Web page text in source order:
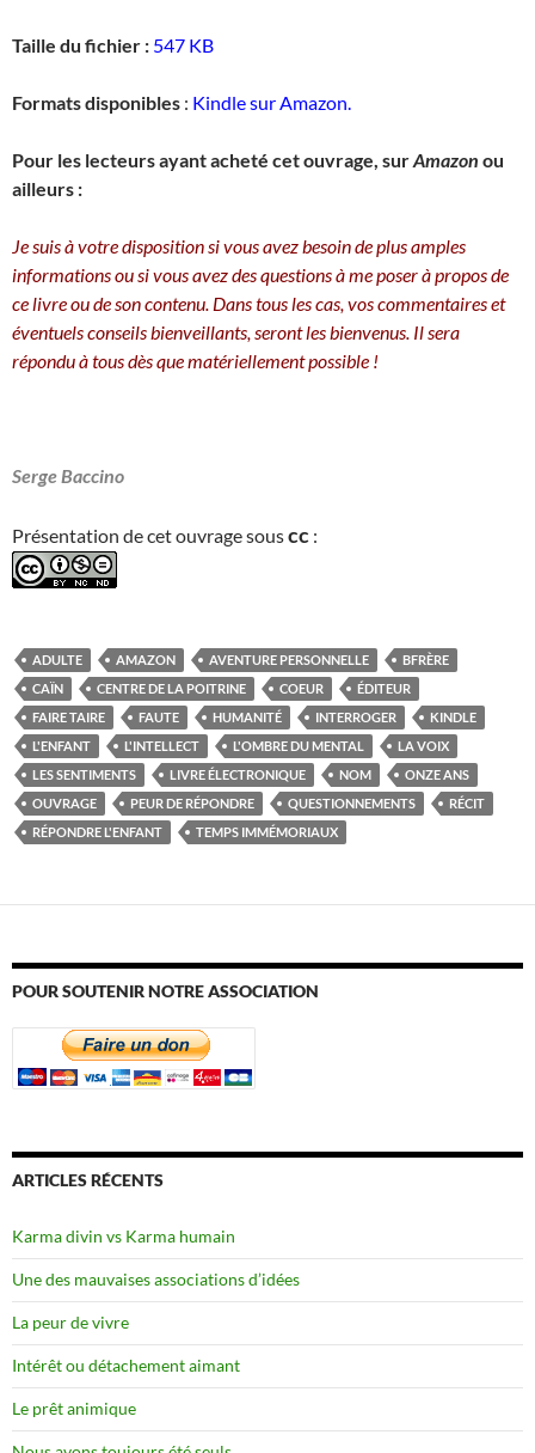
Taille du fichier : 547 KB
Formats disponibles : Kindle sur Amazon.
Pour les lecteurs ayant acheté cet ouvrage, surAmazon ou
ailleurs :
Je suis à votre disposition si vous avez besoin de plus amples
informations ou si vous avez des questions à me poser à propos de
ce livre ou de son contenu. Dans tous les cas, vos commentaires et
éventuels conseils bienveillants, seront les bienvenus. Il sera
répondu à tous dès que matériellement possible !
Serge Baccino
Présentation de cet ouvrage souscc :
ADULTE AMAZON AVENTURE PERSONNELLE
BFRÈRE
CAÏN
CENTRE DE LA POITRINE COEUR
ÉDITEUR
FAIRE TAIRE
FAUTE HUMANITÉ INTERROGER
KINDLE
L'ENFANT
L'INTELLECT L'OMBRE DU MENTAL
LA VOIX
LES SENTIMENTS
LIVRE ÉLECTRONIQUE NOM
ONZE ANS
OUVRAGE
PEUR DE RÉPONDRE QUESTIONNEMENTS
RÉCIT
RÉPONDRE L'ENFANT
TEMPS IMMÉMORIAUX
POUR SOUTENIR NOTRE ASSOCIATION
ARTICLES RÉCENTS
Karma divin vs Karma humain
Une des mauvaises associations d’idées
La peur de vivre
Intérêt ou détachement aimant
Le prêt animique